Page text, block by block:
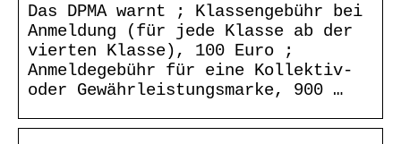
Das DPMA warnt ; Klassengebühr bei
Anmeldung (für jede Klasse ab der
vierten Klasse), 100 Euro ;
Anmeldegebühr für eine Kollektiv-
oder Gewährleistungsmarke, 900 …